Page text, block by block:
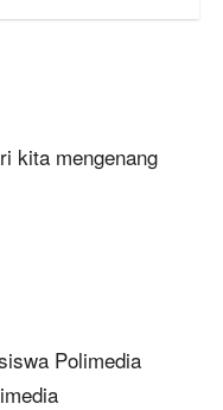
kita mengenang
Polimedia